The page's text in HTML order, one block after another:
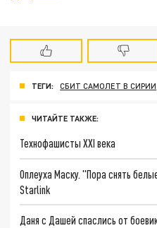
ТЕГИ: СБИТ САМОЛЕТ В СИРИИ
ЧИТАЙТЕ ТАКЖЕ:
Технофашисты XXI века
Оплеуха Маску. "Пора снять
Starlink
Даня с Дашей спаслись от